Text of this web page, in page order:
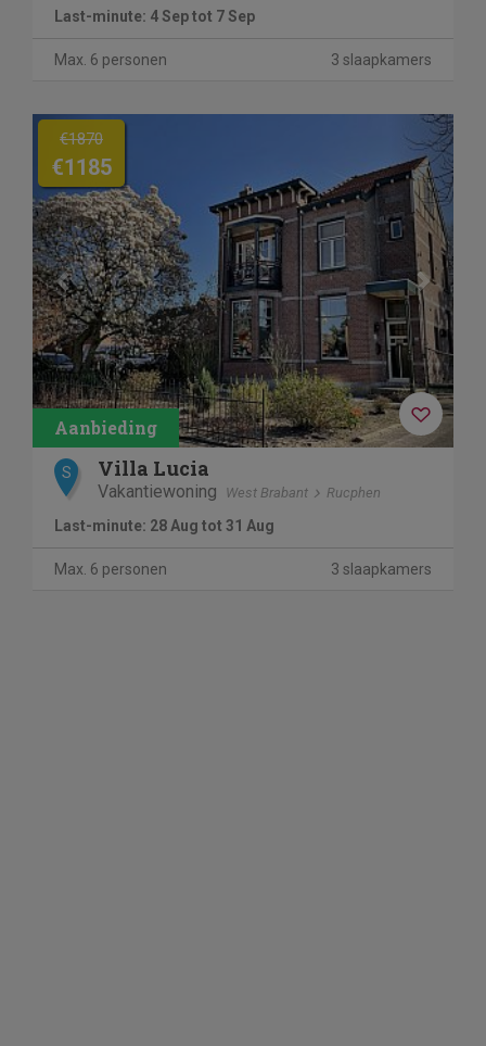
Last-minute: 4 Sep tot 7 Sep
Max. 6 personen 3 slaapkamers
Previous Next
€1870
€1185
S Villa Lucia
Vakantiewoning West Brabant Rucphen
Last-minute: 28 Aug tot 31 Aug
Max. 6 personen 3 slaapkamers